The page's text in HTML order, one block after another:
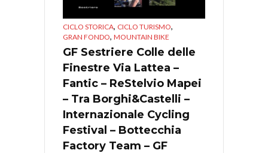
CICLO STORICA, CICLO TURISMO,
GRAN FONDO, MOUNTAIN BIKE
GF Sestriere Colle delle
Finestre Via Lattea –
Fantic – ReStelvio Mapei
– Tra Borghi&Castelli –
Internazionale Cycling
Festival – Bottecchia
Factory Team – GF